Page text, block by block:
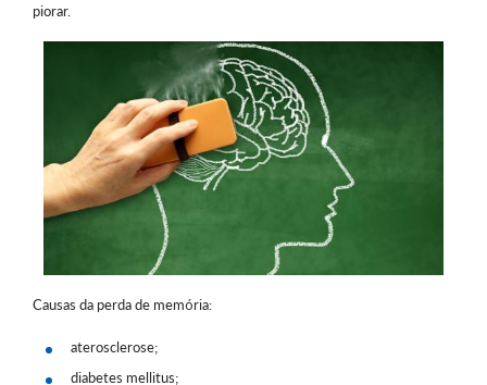
piorar.
Causas da perda de memória:
aterosclerose;
diabetes mellitus;